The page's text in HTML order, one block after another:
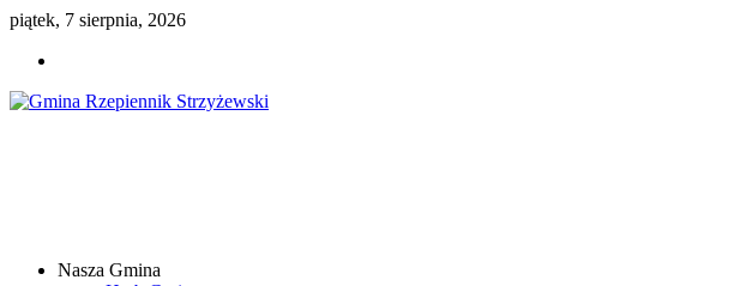
piątek, 7 sierpnia, 2026
Nasza Gmina